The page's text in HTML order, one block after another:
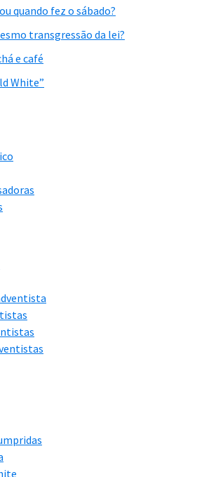
quando fez o sábado?
transgressão da lei?
e café
White”